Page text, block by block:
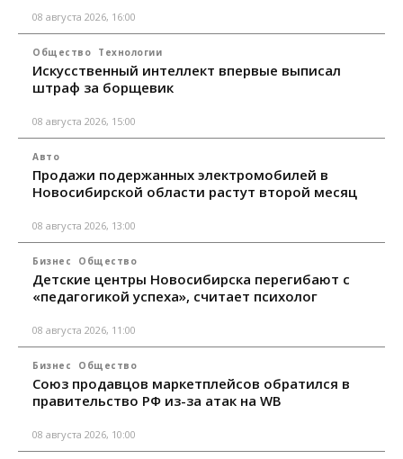
08 августа 2026, 16:00
Общество Технологии
Искусственный интеллект впервые выписал
штраф за борщевик
08 августа 2026, 15:00
Авто
Продажи подержанных электромобилей в
Новосибирской области растут второй месяц
08 августа 2026, 13:00
Бизнес Общество
Детские центры Новосибирска перегибают с
«педагогикой успеха», считает психолог
08 августа 2026, 11:00
Бизнес Общество
Союз продавцов маркетплейсов обратился в
правительство РФ из-за атак на WB
08 августа 2026, 10:00